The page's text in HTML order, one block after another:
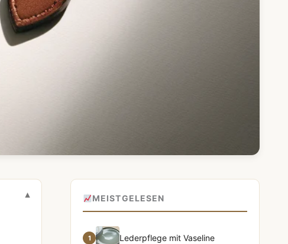
MEISTGELESEN
1 Lederpflege mit Vaseline